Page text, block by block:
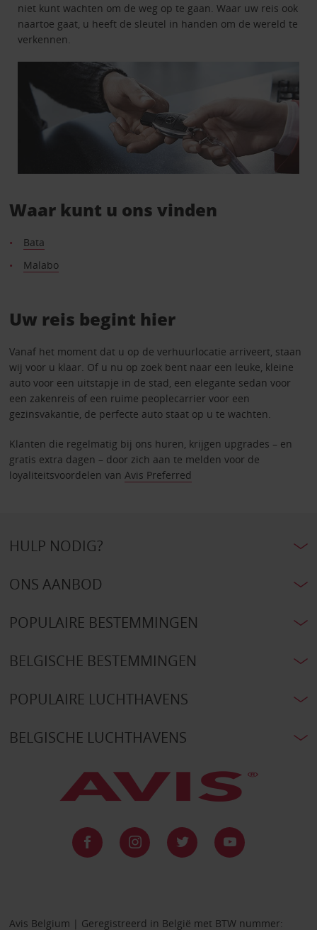
niet kunt wachten om de weg op te gaan. Waar uw reis ook
naartoe gaat, u heeft de sleutel in handen om de wereld te
verkennen.
Waar kunt u ons vinden
Bata
Malabo
Uw reis begint hier
Vanaf het moment dat u op de verhuurlocatie arriveert, staan
wij voor u klaar. Of u nu op zoek bent naar een leuke, kleine
auto voor een uitstapje in de stad, een elegante sedan voor
een zakenreis of een ruime peoplecarrier voor een
gezinsvakantie, de perfecte auto staat op u te wachten.
Klanten die regelmatig bij ons huren, krijgen upgrades – en
gratis extra dagen – door zich aan te melden voor de
loyaliteitsvoordelen van Avis Preferred
HULP NODIG?
ONS AANBOD
POPULAIRE BESTEMMINGEN
BELGISCHE BESTEMMINGEN
POPULAIRE LUCHTHAVENS
BELGISCHE LUCHTHAVENS
Avis Belgium | Geregistreerd in België met BTW nummer: